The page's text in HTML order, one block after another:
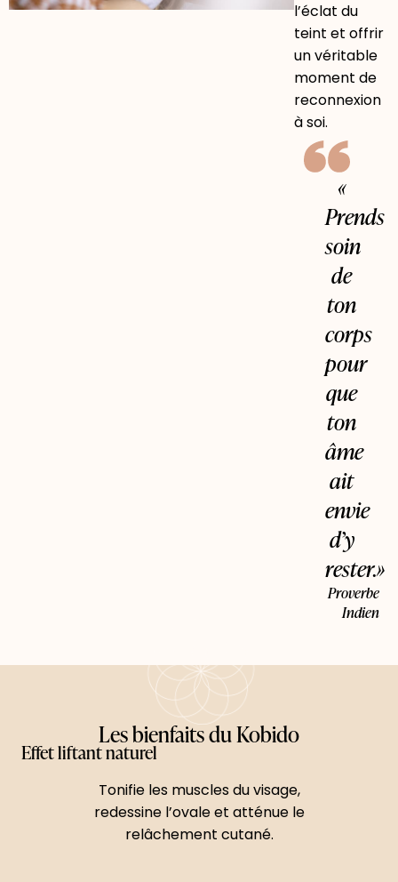
l’éclat du
teint et offrir
un véritable
moment de
reconnexion
à soi.
«
Prends
soin
de
ton
corps
pour
que
ton
âme
ait
envie
d’y
rester.»
Proverbe
Indien
Les bienfaits du Kobido
Effet liftant naturel
Tonifie les muscles du visage,
redessine l’ovale et atténue le
relâchement cutané.